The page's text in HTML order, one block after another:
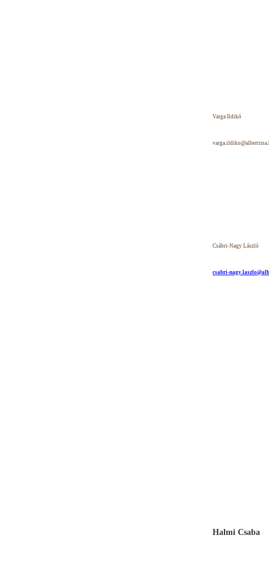
Varga Ildikó
Csábri-Nagy László
csabri-
Halmi Csaba